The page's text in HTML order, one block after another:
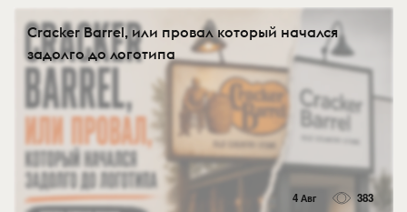
Cracker Barrel, или провал который начался
задолго до логотипа
4 Авг 383